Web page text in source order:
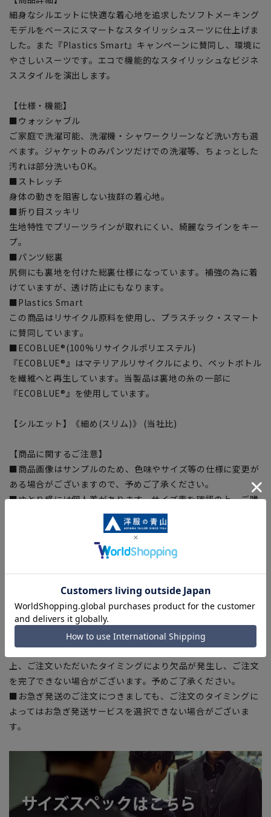
細身なシルエットに快適な着心地を追求したソフトメーキング
モデルをベースにスマートなスタイリッシュスーツに仕上げま
した。また『Plastics Smart』キャンペーンに賛同し、環境に
やさしいスーツです。エコで機能的なスタイリッシュなビジネ
ススタイルを演出します。
【仕様・機能】
■ウォッシャブル
ご家庭で洗濯可能、洗濯機・シャワークリーンなど洗い方も選
べます。ジャケットのみパンツだけでの洗濯等、ちょっとした
汚れは部分洗いもOK。
■ストレッチ
身体の動きを阻害しない抜群の着心地。
■折り目スッキリ
生地特性でプリーツラインが取れにくい、綺麗なラインをキー
プ。
■パンツ総裏
尻側にも裏地を付けた総裏仕様になっています。補強の為に着
けていますが、透け防止にもなります。
■Plastics Smart
この商品はリサイクル原料を使用し、プラスチック・スマート
に賛同しています。
■ECOBLUE®(100%リサイクルポリエステル)
『ECOBLUE®』はマテリアルリサイクルにより、ペットボトル
を繊維へと再生しています。当製品は裏地の糸の一部に
『ECOBLUE®』を使用しています。
【シルエット】《細め(スリム)》 (当社比)
【商品に関するご注意】
■商品画像はサンプルのため、色味やサイズ等の仕様に変更が
ある場合がございますので、予めご了承ください。
■ゆとり感には個人差があります。サイズ表を確認の上、ご購
入の目安としてご利用ください。
■生地や仕様・デザインにより、着用感や実際のサイズ表に若
干の誤差が生じる場合がございます。予めご了承ください。
■サイズスペックは仕上がりサイズを記載しております。一
部、商品現物におすすめサイズ(ヌードサイズ)を記載している
商品もございます。
■ブラウザやお使いのモニター環境、また撮影時の室内外の光
加減により、実際の商品と掲載画像の色味が異なる場合がござ
■店舗や各モールサイトと商品在庫を共有しております関係
上、ご注文いただいたタイミングにより欠品が発生し、ご注文
を完了できない場合がございます。予めご了承ください。
■お急ぎ発送のご注文につきましても、ご注文のタイミングに
よってはお急ぎ発送サービスを選択できない場合がございま
す。